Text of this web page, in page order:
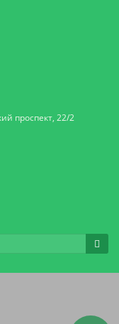
проспект, 22/2